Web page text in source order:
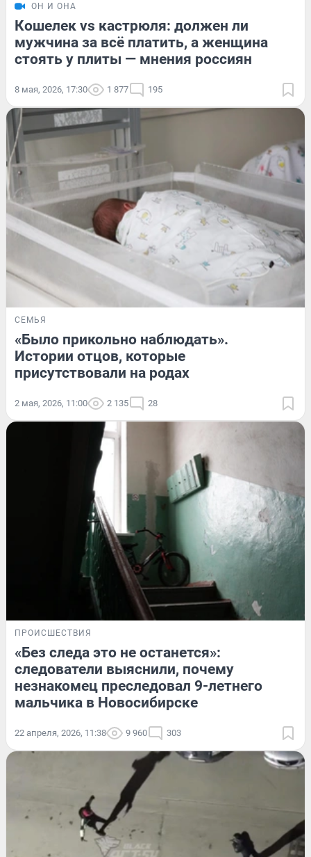
ОН И ОНА
Кошелек vs кастрюля: должен ли
мужчина за всё платить, а женщина
стоять у плиты — мнения россиян
8 мая, 2026, 17:30 1 877 195
СЕМЬЯ
«Было прикольно наблюдать».
Истории отцов, которые
присутствовали на родах
2 мая, 2026, 11:00 2 135 28
ПРОИСШЕСТВИЯ
«Без следа это не останется»:
следователи выяснили, почему
незнакомец преследовал 9-летнего
мальчика в Новосибирске
22 апреля, 2026, 11:38 9 960 303